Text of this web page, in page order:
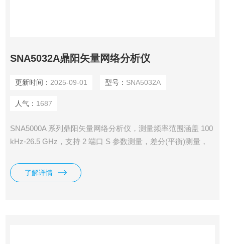
SNA5032A鼎阳矢量网络分析仪
更新时间： 2025-09-01 型号： SNA5032A
人气： 1687
SNA5000A 系列鼎阳矢量网络分析仪，测量频率范围涵盖 100
kHz-26.5 GHz，支持 2 端口 S 参数测量，差分(平衡)测量，
量，支持端口阻抗转换、端口扩展功能，支持极限测试、纹波
测试功能，支持夹具仿真和去嵌入功能，支持线性频率扫描、
了解详情